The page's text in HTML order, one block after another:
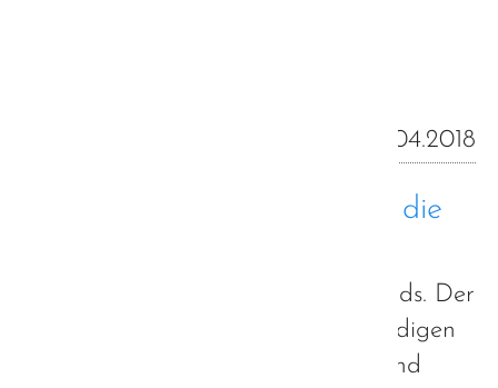
06.04.2018
Overloads - Ein Blick hinter die
Ein jeder Autist kennt sie - Overloads. Der
Moment, wenn man unter der ständigen
Reizüberflutung zusammenbricht und